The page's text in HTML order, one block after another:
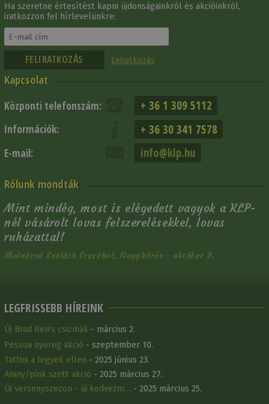
Ha szeretne értesítést kapni újdonságainkról és akcióinkról,
iratkozzon fel hírlevelünkre:
Leiratkozás
Kapcsolat
Központi telefonszám: + 36 1 309 5112
Információk: + 36 30 341 7578
E-mail: info@klp.hu
Rólunk mondták
Mint mindég, most is elégedett vagyok a KLP-
nél vásárolt lovas felszerelésekkel, lovas
ruházattal!
Molnárné Szóláth Erzsébet, Nagykőrös - október 2.
LEGFRISSEBB HÍREINK
Új Brad Ren's csizmák - március 2.
Pessoa nyereg akció - szeptember 10.
Tattini a legyek ellen - 2025 június 23.
Arany/pink szett akció - 2025 március 27.
Új versenyszezon - új kedvezm… - 2025 március 25.